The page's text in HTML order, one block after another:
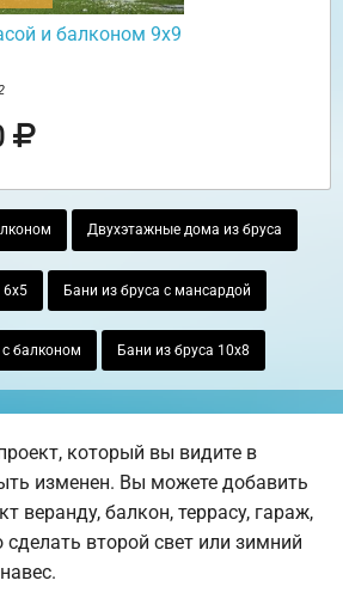
и балконом 9х9
Двухэтажные дома из бруса
6х5 Бани из бруса с мансардой
с балконом Бани из бруса 10х8
который вы видите в
изменен. Вы можете добавить
веранду, балкон, террасу, гараж,
второй свет или зимний